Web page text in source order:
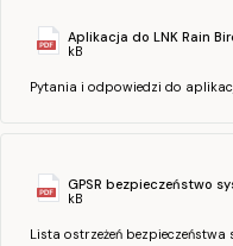
Aplikacja do LNK Rain
kB
Pytania i odpowiedzi do
GPSR bezpieczeństwo
kB
Lista ostrzeżeń bezpieczeństwa